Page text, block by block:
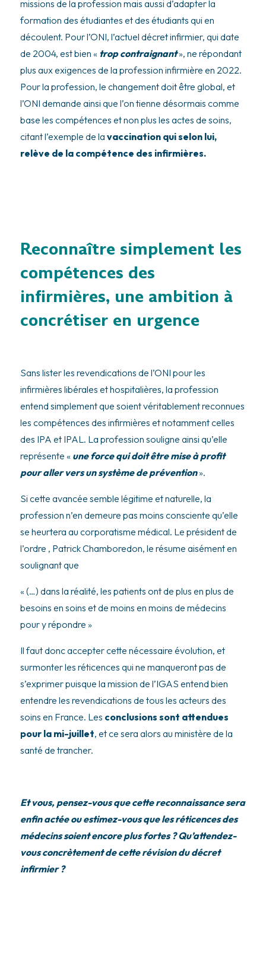
missions de la profession mais aussi d’adapter la
formation des étudiantes et des étudiants qui en
découlent. Pour l’ONI, l’actuel décret infirmier, qui date
de 2004, est bien « trop contraignant», ne répondant
plus aux exigences de la profession infirmière en 2022.
Pour la profession, le changement doit être global, et
l’ONI demande ainsi que l’on tienne désormais comme
base les compétences et non plus les actes de soins,
citant l’exemple de la vaccination qui selon lui,
relève de la compétence des infirmières.
Reconnaître simplement les
compétences des
infirmières, une ambition à
concrétiser en urgence
Sans lister les revendications de l’ONI pour les
infirmières libérales et hospitalières, la profession
entend simplement que soient véritablement reconnues
les compétences des infirmières et notamment celles
des IPA et IPAL. La profession souligne ainsi qu’elle
représente « une force qui doit être mise à profit
pour aller vers un système de prévention».
Si cette avancée semble légitime et naturelle, la
profession n’en demeure pas moins consciente qu’elle
se heurtera au corporatisme médical. Le président de
l’ordre , Patrick Chamboredon, le résume aisément en
soulignant que
« (…) dans la réalité, les patients ont de plus en plus de
besoins en soins et de moins en moins de médecins
pour y répondre »
Il faut donc accepter cette nécessaire évolution, et
surmonter les réticences qui ne manqueront pas de
s’exprimer puisque la mission de l’IGAS entend bien
entendre les revendications de tous les acteurs des
soins en France. Les conclusions sont attendues
pour la mi-juillet, et ce sera alors au ministère de la
santé de trancher.
Et vous, pensez-vous que cette reconnaissance sera
enfin actée ou estimez-vous que les réticences des
médecins soient encore plus fortes ? Qu’attendez-
vous concrètement de cette révision du décret
infirmier ?